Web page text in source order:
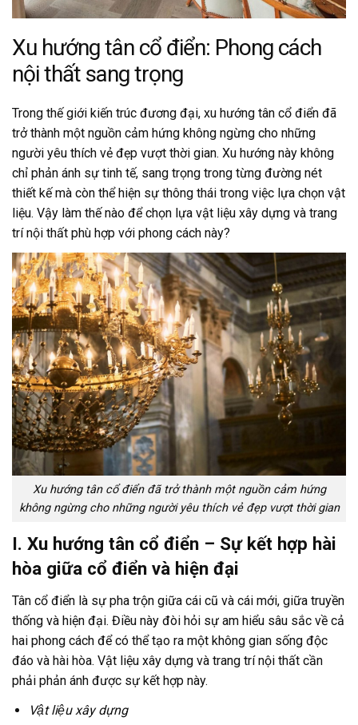
Xu hướng tân cổ điển: Phong cách
nội thất sang trọng
Trong thế giới kiến trúc đương đại, xu hướng tân cổ điển đã
trở thành một nguồn cảm hứng không ngừng cho những
người yêu thích vẻ đẹp vượt thời gian. Xu hướng này không
chỉ phản ánh sự tinh tế, sang trọng trong từng đường nét
thiết kế mà còn thể hiện sự thông thái trong việc lựa chọn vật
liệu. Vậy làm thế nào để chọn lựa vật liệu xây dựng và trang
trí nội thất phù hợp với phong cách này?
Xu hướng tân cổ điển đã trở thành một nguồn cảm hứng
không ngừng cho những người yêu thích vẻ đẹp vượt thời gian
I. Xu hướng tân cổ điển – Sự kết hợp hài
hòa giữa cổ điển và hiện đại
Tân cổ điển là sự pha trộn giữa cái cũ và cái mới, giữa truyền
thống và hiện đại. Điều này đòi hỏi sự am hiểu sâu sắc về cả
hai phong cách để có thể tạo ra một không gian sống độc
đáo và hài hòa. Vật liệu xây dựng và trang trí nội thất cần
phải phản ánh được sự kết hợp này.
Vật liệu xây dựng